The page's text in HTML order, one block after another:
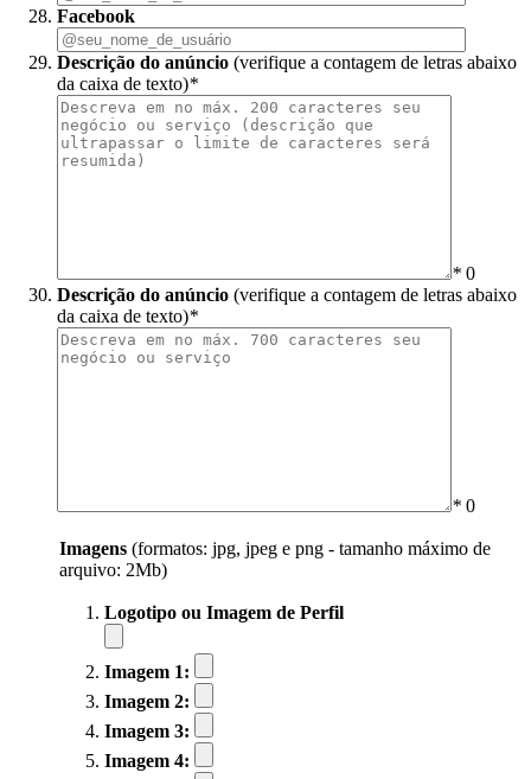
Facebook
Descrição do anúncio (verifique a contagem de letras abaixo
da caixa de texto)*
* 0
Descrição do anúncio (verifique a contagem de letras abaixo
da caixa de texto)*
* 0
Imagens (formatos: jpg, jpeg e png - tamanho máximo de
arquivo: 2Mb)
Logotipo ou Imagem de Perfil
Imagem 1:
Imagem 2:
Imagem 3:
Imagem 4: